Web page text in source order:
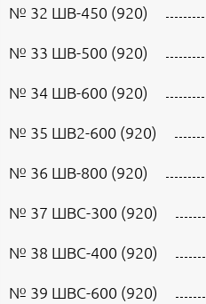
№ 32 ШВ-450 (920)
№ 33 ШВ-500 (920)
№ 34 ШВ-600 (920)
№ 35 ШВ2-600 (920)
№ 36 ШВ-800 (920)
№ 37 ШВС-300 (920)
№ 38 ШВС-400 (920)
№ 39 ШВС-600 (920)